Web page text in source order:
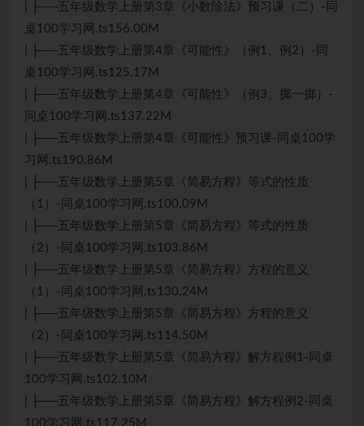
| ├──五年级数学上册第3章《小数除法》预习课（二）-同
桌100学习网.ts156.00M
| ├──五年级数学上册第4章《可能性》（例1、例2）-同
桌100学习网.ts125.17M
| ├──五年级数学上册第4章《可能性》（例3、掷一掷）-
同桌100学习网.ts137.22M
| ├──五年级数学上册第4章《可能性》预习课-同桌100学
习网.ts190.86M
| ├──五年级数学上册第5章《简易方程》等式的性质
（1）-同桌100学习网.ts100.09M
| ├──五年级数学上册第5章《简易方程》等式的性质
（2）-同桌100学习网.ts103.86M
| ├──五年级数学上册第5章《简易方程》方程的意义
（1）-同桌100学习网.ts130.24M
| ├──五年级数学上册第5章《简易方程》方程的意义
（2）-同桌100学习网.ts114.50M
| ├──五年级数学上册第5章《简易方程》解方程例1-同桌
100学习网.ts102.10M
| ├──五年级数学上册第5章《简易方程》解方程例2-同桌
100学习网.ts117.25M